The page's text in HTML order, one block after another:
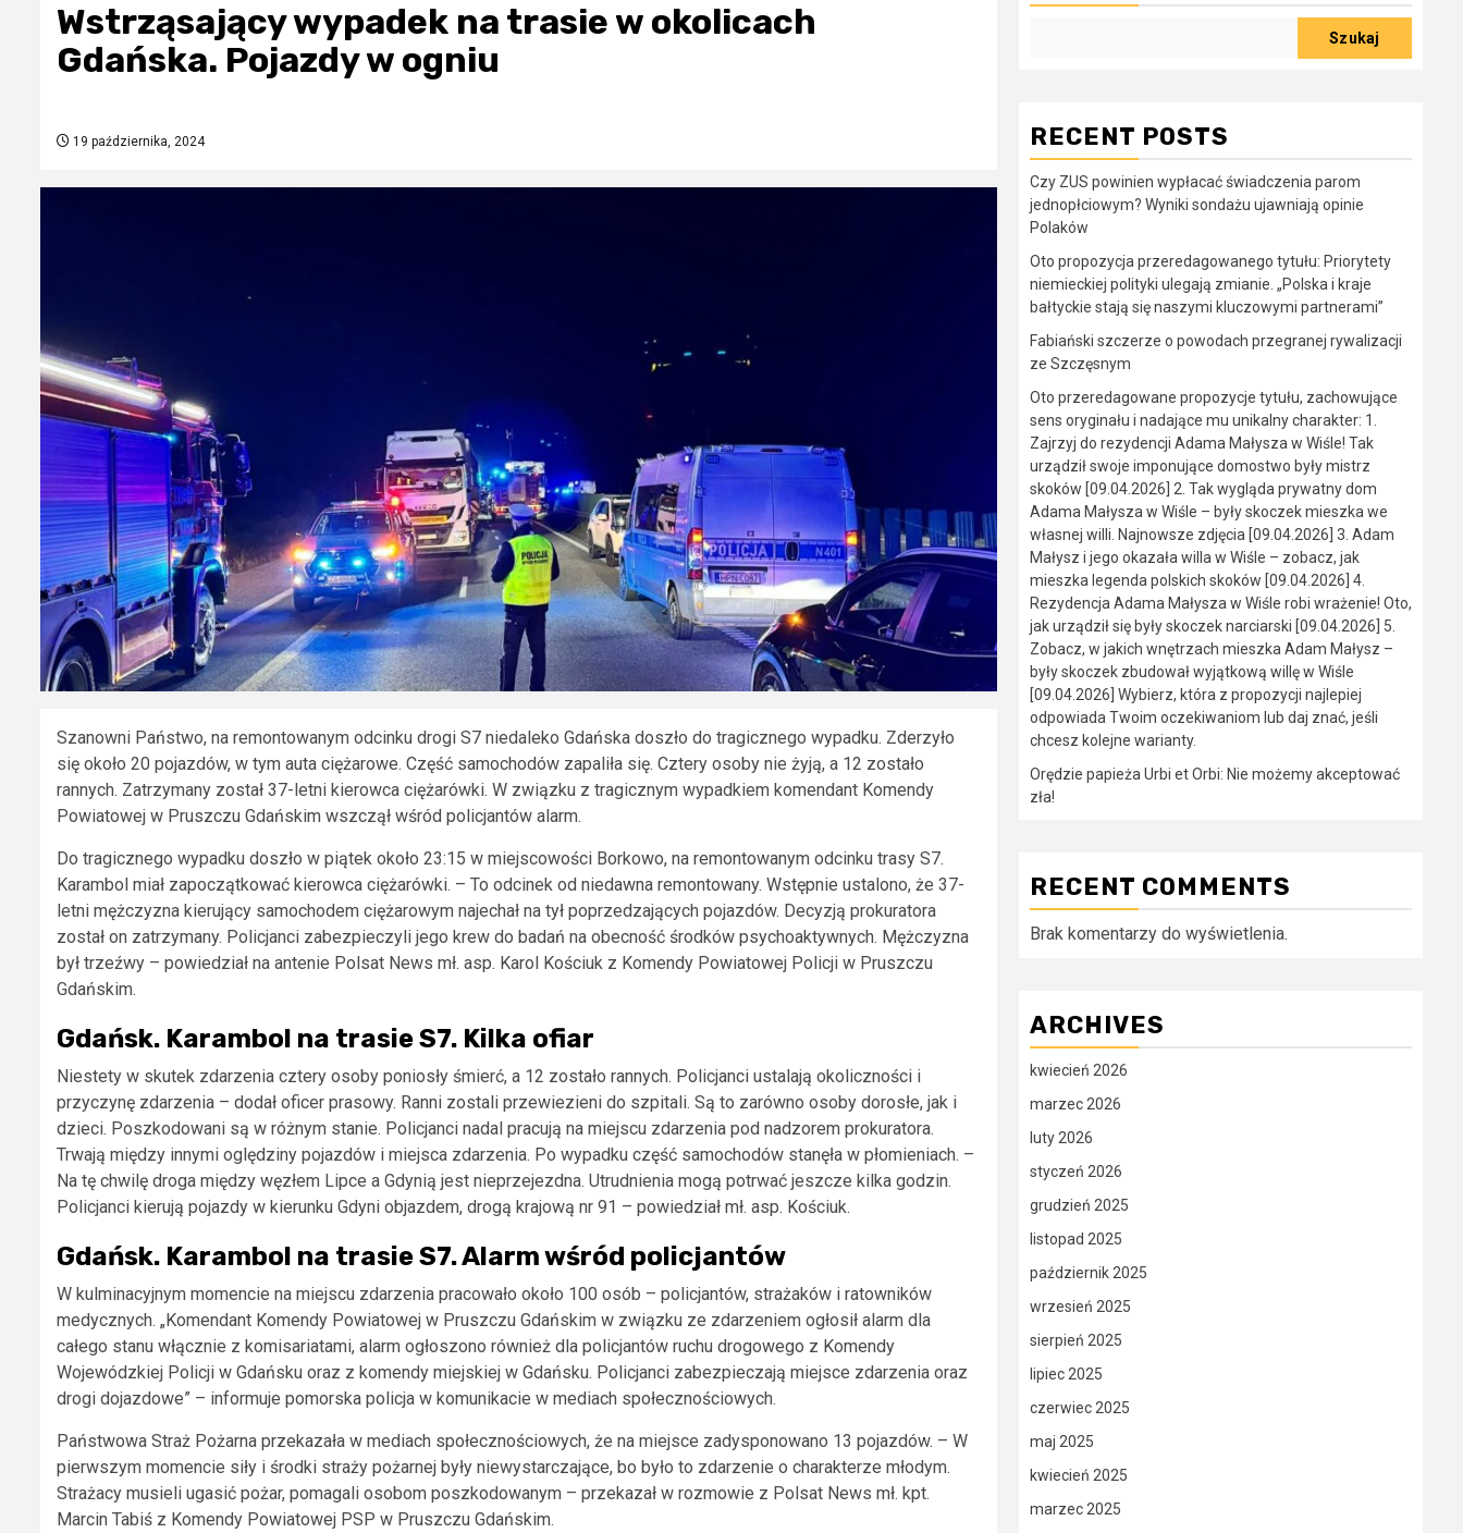
Wstrząsający wypadek na trasie w okolicach
Gdańska. Pojazdy w ogniu
19 października, 2024
Szanowni Państwo, na remontowanym odcinku drogi S7 niedaleko Gdańska doszło do tragicznego wypadku. Zderzyło
się około 20 pojazdów, w tym auta ciężarowe. Część samochodów zapaliła się. Cztery osoby nie żyją, a 12 zostało
rannych. Zatrzymany został 37-letni kierowca ciężarówki. W związku z tragicznym wypadkiem komendant Komendy
Powiatowej w Pruszczu Gdańskim wszczął wśród policjantów alarm.
Do tragicznego wypadku doszło w piątek około 23:15 w miejscowości Borkowo, na remontowanym odcinku trasy S7.
Karambol miał zapoczątkować kierowca ciężarówki. – To odcinek od niedawna remontowany. Wstępnie ustalono, że 37-
letni mężczyzna kierujący samochodem ciężarowym najechał na tył poprzedzających pojazdów. Decyzją prokuratora
został on zatrzymany. Policjanci zabezpieczyli jego krew do badań na obecność środków psychoaktywnych. Mężczyzna
był trzeźwy – powiedział na antenie Polsat News mł. asp. Karol Kościuk z Komendy Powiatowej Policji w Pruszczu
Gdańskim.
Gdańsk. Karambol na trasie S7. Kilka ofiar
Niestety w skutek zdarzenia cztery osoby poniosły śmierć, a 12 zostało rannych. Policjanci ustalają okoliczności i
przyczynę zdarzenia – dodał oficer prasowy. Ranni zostali przewiezieni do szpitali. Są to zarówno osoby dorosłe, jak i
dzieci. Poszkodowani są w różnym stanie. Policjanci nadal pracują na miejscu zdarzenia pod nadzorem prokuratora.
Trwają między innymi oględziny pojazdów i miejsca zdarzenia. Po wypadku część samochodów stanęła w płomieniach. –
Na tę chwilę droga między węzłem Lipce a Gdynią jest nieprzejezdna. Utrudnienia mogą potrwać jeszcze kilka godzin.
Policjanci kierują pojazdy w kierunku Gdyni objazdem, drogą krajową nr 91 – powiedział mł. asp. Kościuk.
Gdańsk. Karambol na trasie S7. Alarm wśród policjantów
W kulminacyjnym momencie na miejscu zdarzenia pracowało około 100 osób – policjantów, strażaków i ratowników
medycznych. „Komendant Komendy Powiatowej w Pruszczu Gdańskim w związku ze zdarzeniem ogłosił alarm dla
całego stanu włącznie z komisariatami, alarm ogłoszono również dla policjantów ruchu drogowego z Komendy
Wojewódzkiej Policji w Gdańsku oraz z komendy miejskiej w Gdańsku. Policjanci zabezpieczają miejsce zdarzenia oraz
drogi dojazdowe” – informuje pomorska policja w komunikacie w mediach społecznościowych.
Państwowa Straż Pożarna przekazała w mediach społecznościowych, że na miejsce zadysponowano 13 pojazdów. – W
pierwszym momencie siły i środki straży pożarnej były niewystarczające, bo było to zdarzenie o charakterze młodym.
Strażacy musieli ugasić pożar, pomagali osobom poszkodowanym – przekazał w rozmowie z Polsat News mł. kpt.
Marcin Tabiś z Komendy Powiatowej PSP w Pruszczu Gdańskim.
Szukaj
RECENT POSTS
Czy ZUS powinien wypłacać świadczenia parom
jednopłciowym? Wyniki sondażu ujawniają opinie
Polaków
Oto propozycja przeredagowanego tytułu: Priorytety
niemieckiej polityki ulegają zmianie. „Polska i kraje
bałtyckie stają się naszymi kluczowymi partnerami”
Fabiański szczerze o powodach przegranej rywalizacji
ze Szczęsnym
Oto przeredagowane propozycje tytułu, zachowujące
sens oryginału i nadające mu unikalny charakter: 1.
Zajrzyj do rezydencji Adama Małysza w Wiśle! Tak
urządził swoje imponujące domostwo były mistrz
skoków [09.04.2026] 2. Tak wygląda prywatny dom
Adama Małysza w Wiśle – były skoczek mieszka we
własnej willi. Najnowsze zdjęcia [09.04.2026] 3. Adam
Małysz i jego okazała willa w Wiśle – zobacz, jak
mieszka legenda polskich skoków [09.04.2026] 4.
Rezydencja Adama Małysza w Wiśle robi wrażenie! Oto,
jak urządził się były skoczek narciarski [09.04.2026] 5.
Zobacz, w jakich wnętrzach mieszka Adam Małysz –
były skoczek zbudował wyjątkową willę w Wiśle
[09.04.2026] Wybierz, która z propozycji najlepiej
odpowiada Twoim oczekiwaniom lub daj znać, jeśli
chcesz kolejne warianty.
Orędzie papieża Urbi et Orbi: Nie możemy akceptować
zła!
RECENT COMMENTS
Brak komentarzy do wyświetlenia.
ARCHIVES
kwiecień 2026
marzec 2026
luty 2026
styczeń 2026
grudzień 2025
listopad 2025
październik 2025
wrzesień 2025
sierpień 2025
lipiec 2025
czerwiec 2025
maj 2025
kwiecień 2025
marzec 2025